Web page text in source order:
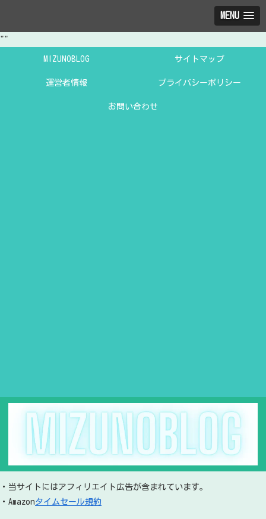
MENU
""
MIZUNOBLOG サイトマップ
運営者情報 プライバシーポリシー
お問い合わせ
・当サイトにはアフィリエイト広告が含まれています。
・Amazonタイムセール規約